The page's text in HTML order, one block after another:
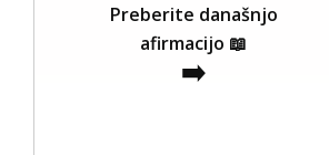
Preberite današnjo
afirmacijo 📖
➡️